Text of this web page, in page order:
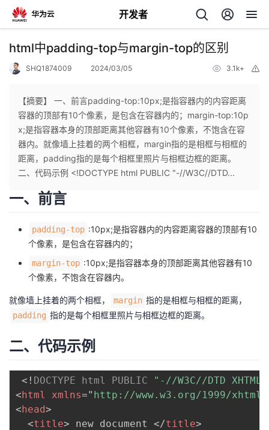
开发者
返
个
人
主
页
我
的
开
发
我
的
博
客
我
的
论
我
的
我
html中padding-top与margin-top的区别
SHQ1874009 2024/03/05 3.1k+
【摘要】 一、前言padding-top:10px;是指容器内的内容距离
容器的顶部有10个像素，是包含在容器内的；margin-top:10p
x;是指容器本身的顶部距离其他容器有10个像素，不饱含在容
器内。就像墙上挂着的两个相框，margin指的是相框与相框的
距离，padding指的是每个相框里照片与相框边框的距离。
二、代码示例 <!DOCTYPE html PUBLIC "-//W3C//DTD...
一、前言
padding-top :10px;是指容器内的内容距离容器的顶部有10
个像素，是包含在容器内的；
margin-top :10px;是指容器本身的顶部距离其他容器有10
个像素，不饱含在容器内。
就像墙上挂着的两个相框， margin 指的是相框与相框的距离，
padding 指的是每个相框里照片与相框边框的距离。
二、代码示例
<! DOCTYPE html PUBLIC
"-//W3C//DTD
< html xmlns=" http://www.w3.org/1999/xhtml
< head>
<title> new document </title>